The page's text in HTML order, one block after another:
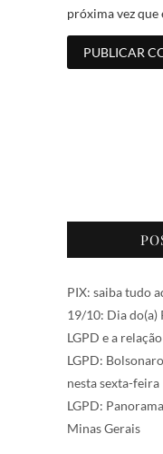
próxima vez que
PIX: saiba tudo
19/10: Dia do(a)
LGPD e a
LGPD:
nesta sexta-feira
LGPD:
Minas Gerais